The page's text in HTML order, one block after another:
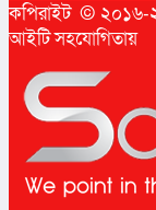
কপিরাইট © ২০১৬-
আইটি সহযোগিতায়